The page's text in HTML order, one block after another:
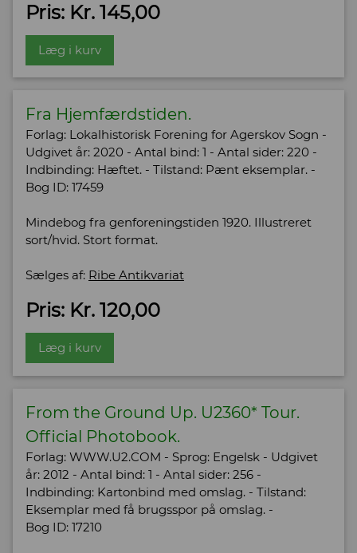
Pris: Kr. 145,00
Læg i kurv
Fra Hjemfærdstiden.
Forlag: Lokalhistorisk Forening for Agerskov Sogn -
Udgivet år: 2020 - Antal bind: 1 - Antal sider: 220 -
Indbinding: Hæftet. - Tilstand: Pænt eksemplar. -
Bog ID: 17459
Mindebog fra genforeningstiden 1920. Illustreret
sort/hvid. Stort format.
Sælges af: Ribe Antikvariat
Pris: Kr. 120,00
Læg i kurv
From the Ground Up. U2360* Tour.
Official Photobook.
Forlag: WWW.U2.COM - Sprog: Engelsk - Udgivet
år: 2012 - Antal bind: 1 - Antal sider: 256 -
Indbinding: Kartonbind med omslag. - Tilstand:
Eksemplar med få brugsspor på omslag. -
Bog ID: 17210